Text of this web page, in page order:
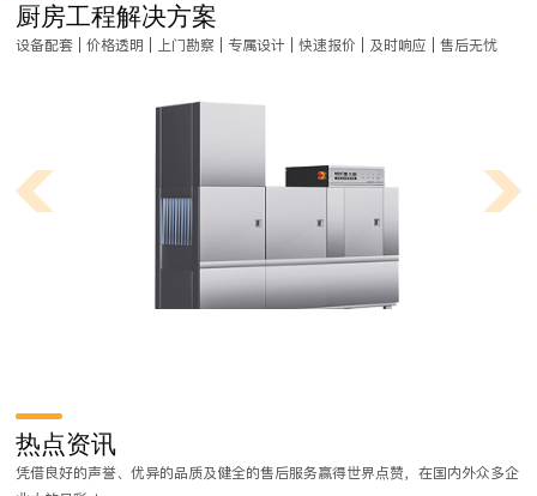
厨房工程解决方案
设备配套 | 价格透明 | 上门勘察 | 专属设计 | 快速报价 | 及时响应 | 售后无忧
近年来，受人力成本过大、食品安全问题频发等压力，商用洗碗机开始在
餐饮行业逐渐得到了应用，越 来越多的餐饮企业开始认识到了洗碗机带来
的好处。商用洗碗机按结构可分为揭盖式洗碗机、通道式洗 碗机、长龙式
热点资讯
凭借良好的声誉、优异的品质及健全的售后服务赢得世界点赞，在国内外众多企